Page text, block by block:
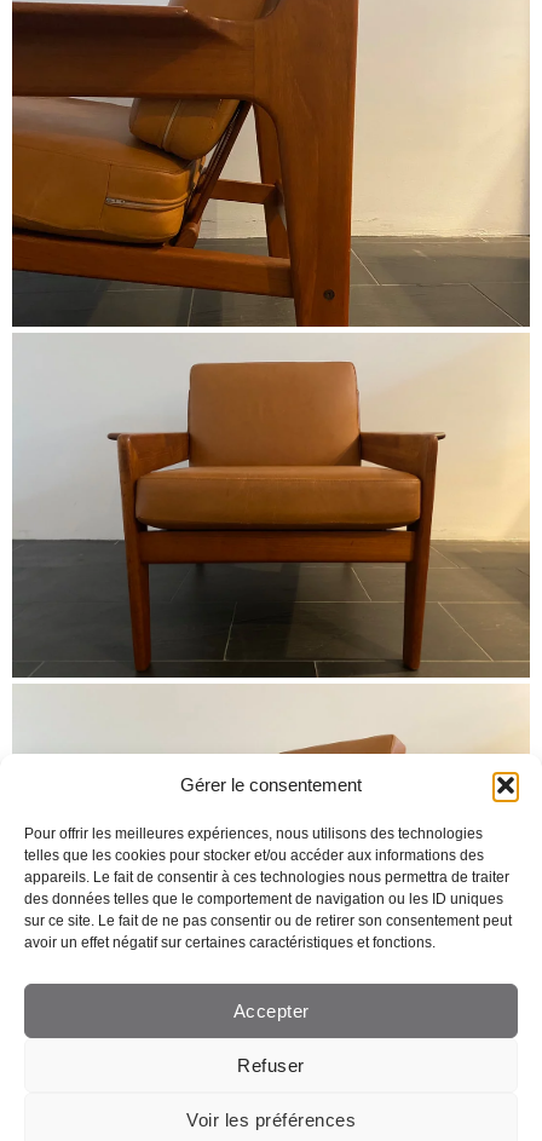
Gérer le consentement
Pour offrir les meilleures expériences, nous utilisons des technologies
telles que les cookies pour stocker et/ou accéder aux informations des
appareils. Le fait de consentir à ces technologies nous permettra de traiter
des données telles que le comportement de navigation ou les ID uniques
sur ce site. Le fait de ne pas consentir ou de retirer son consentement peut
avoir un effet négatif sur certaines caractéristiques et fonctions.
Accepter
Refuser
Voir les préférences